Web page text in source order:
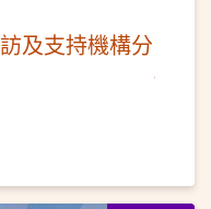
及支持機構分